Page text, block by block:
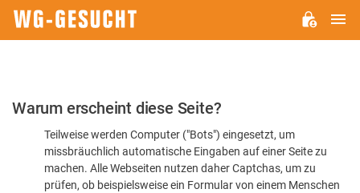
Bitte
dass
Warum erscheint diese Seite?
Teilweise werden Computer ("Bots") eingesetzt, um
missbräuchlich automatische Eingaben auf einer Seite zu
machen. Alle Webseiten nutzen daher Captchas, um zu
prüfen, ob beispielsweise ein Formular von einem Menschen